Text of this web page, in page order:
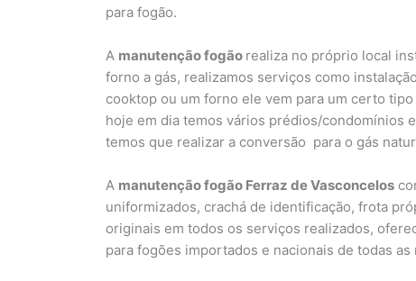
para fogão.
A manutenção fogão realiza no próprio local
forno a gás, realizamos serviços como
cooktop ou um forno ele vem para um certo
hoje em dia temos vários prédios/condomínios
temos que realizar a conversão para o gás
A manutenção fogão Ferraz de Vasconcelos
uniformizados, crachá de identificação, frota
originais em todos os serviços realizados,
para fogões importados e nacionais de todas as